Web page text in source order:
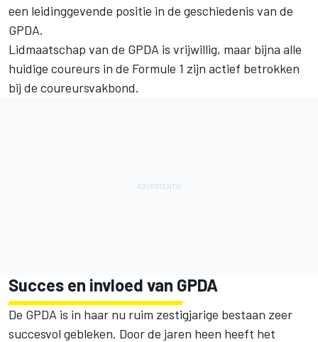
een leidinggevende positie in de geschiedenis van de
GPDA.
Lidmaatschap van de GPDA is vrijwillig, maar bijna alle
huidige coureurs in de Formule 1 zijn actief betrokken
bij de coureursvakbond.
Succes en invloed van GPDA
De GPDA is in haar nu ruim zestigjarige bestaan zeer
succesvol gebleken. Door de jaren heen heeft het